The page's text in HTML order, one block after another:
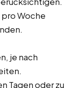
Woche
je nach
Tagen oder zu